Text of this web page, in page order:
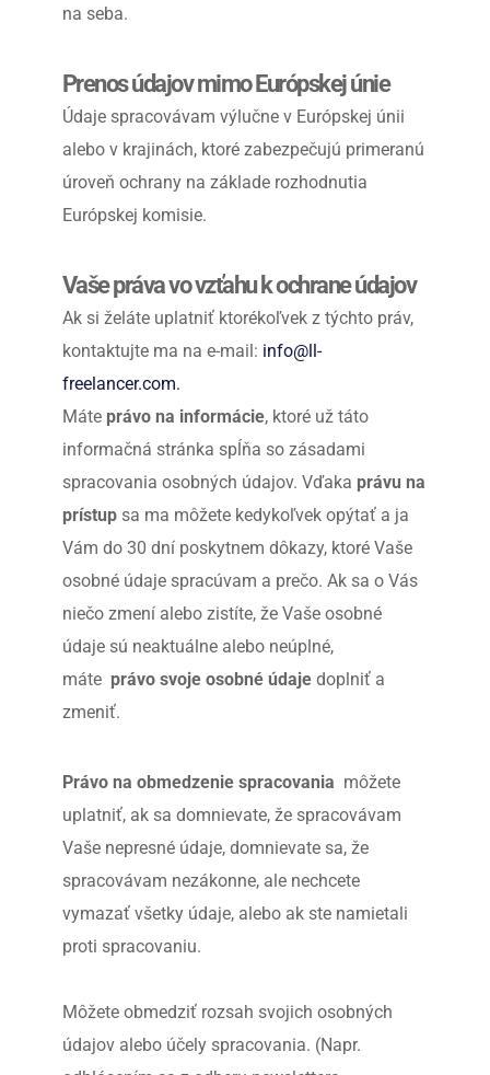
na seba.
Prenos údajov mimo Európskej únie
Údaje spracovávam výlučne v Európskej únii
alebo v krajinách, ktoré zabezpečujú primeranú
úroveň ochrany na základe rozhodnutia
Európskej komisie.
Vaše práva vo vzťahu k ochrane údajov
Ak si želáte uplatniť ktorékoľvek z týchto práv,
kontaktujte ma na e-mail: info@ll-
freelancer.com.
Máte právo na informácie, ktoré už táto
informačná stránka spĺňa so zásadami
spracovania osobných údajov. Vďaka právu na
prístup sa ma môžete kedykoľvek opýtať a ja
Vám do 30 dní poskytnem dôkazy, ktoré Vaše
osobné údaje spracúvam a prečo. Ak sa o Vás
niečo zmení alebo zistíte, že Vaše osobné
údaje sú neaktuálne alebo neúplné,
máte právo svoje osobné údaje doplniť a
zmeniť.
Právo na obmedzenie spracovania môžete
uplatniť, ak sa domnievate, že spracovávam
Vaše nepresné údaje, domnievate sa, že
spracovávam nezákonne, ale nechcete
vymazať všetky údaje, alebo ak ste namietali
proti spracovaniu.
Môžete obmedziť rozsah svojich osobných
údajov alebo účely spracovania. (Napr.